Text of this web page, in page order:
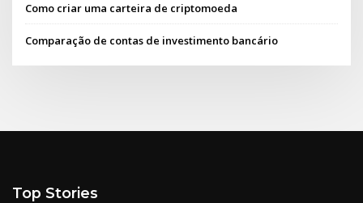
Como criar uma carteira de criptomoeda
Comparação de contas de investimento bancário
Top Stories